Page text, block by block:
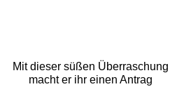
Mit dieser süßen Überraschung
macht er ihr einen Antrag